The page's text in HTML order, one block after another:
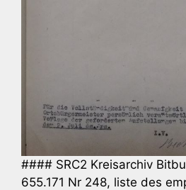
#### SRC2 Kreisarchiv
655.171 Nr 248, liste des